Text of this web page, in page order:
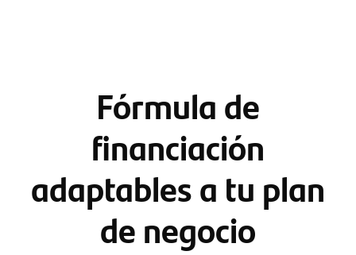
Fórmula de
financiación
adaptables a tu plan
de negocio